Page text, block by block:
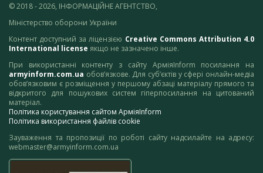
© 2018 - 2026, ІНФОРМАЦІЙНЕ АГЕНТСТВО,
Міністерство оборони України
Контент доступний за ліцензією Creative Commons Attribution 4.0
International license якщо не зазначено інше.
При використанні контенту з сайту АрміяInform посилання на
armyinform.com.ua обов’язкове. Для суб’єктів у сфері онлайн-медіа
обов’язковим є розміщення у першому абзаці матеріалу прямого та
відкритого для пошукових систем гіперпосилання на цитований
матеріал.
Політика користування сайтом АрміяInform
Політика використання файлів cookie
Зауваження та пропозиції по роботі сайту надсилайте на адресу:
webmaster@armyinform.com.ua